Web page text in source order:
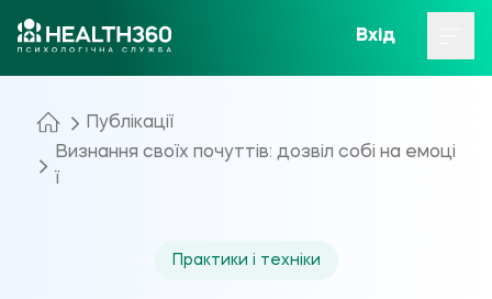
Вхід
Публікації
Визнання своїх почуттів: дозвіл собі на емоці
ї
Практики і техніки